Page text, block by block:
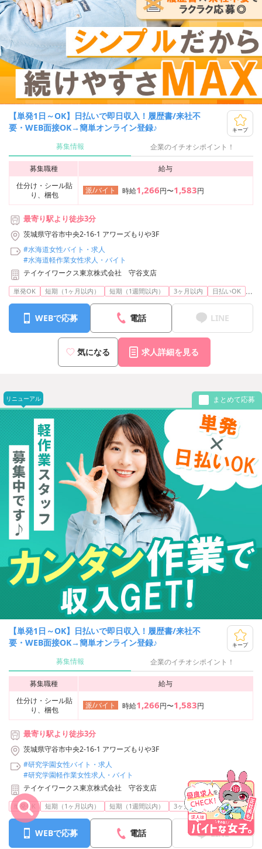
【単発1日～OK】日払いで即日収入！履歴書/来社不
要・WEB面接OK→簡単オンライン登録♪
キープ
募集情報 企業のイチオシポイント！
募集職種
給与
仕分け・シール貼
り、梱包
派/バイト 時給1,266円〜1,583円
最寄り駅より徒歩3分
茨城県守谷市中央2-16-1 アワーズもりや3F
#水海道女性バイト・求人
#水海道軽作業女性求人・バイト
テイケイワークス東京株式会社 守谷支店
単発OK 短期（1ヶ月以内） 短期（1週間以内） 3ヶ月以内 日払いOK ...
WEBで応募 電話 LINE
気になる 求人詳細を見る
リニューアル まとめて応募
【単発1日～OK】日払いで即日収入！履歴書/来社不
要・WEB面接OK→簡単オンライン登録♪
キープ
募集情報 企業のイチオシポイント！
募集職種
給与
仕分け・シール貼
り、梱包
派/バイト 時給1,266円〜1,583円
最寄り駅より徒歩3分
茨城県守谷市中央2-16-1 アワーズもりや3F
#研究学園女性バイト・求人
#研究学園軽作業女性求人・バイト
テイケイワークス東京株式会社 守谷支店
単発OK 短期（1ヶ月以内） 短期（1週間以内） 3ヶ月以内 日払いOK ...
WEBで応募 電話 LINE